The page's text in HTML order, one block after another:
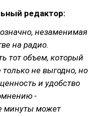
редактор:
незаменимая
на радио.
тот объем, который
не выгодно, но
и удобство
-
минуты может